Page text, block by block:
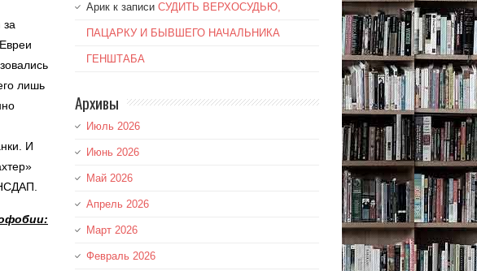
лишь
И
Арик к записи СУДИТЬ ВЕРХОСУДЬЮ,
ПАЦАРКУ И БЫВШЕГО НАЧАЛЬНИКА
ГЕНШТАБА
Архивы
Июль 2026
Июнь 2026
Май 2026
Апрель 2026
Март 2026
Февраль 2026